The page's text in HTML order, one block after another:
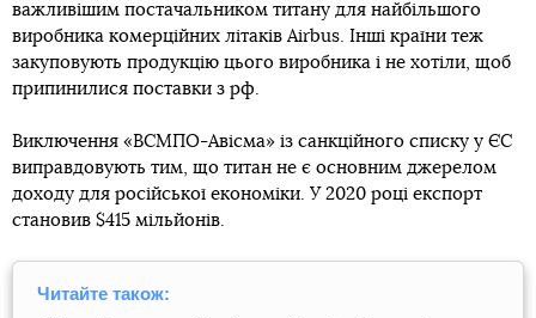
важливішим постачальником титану для найбільшого
виробника комерційних літаків Airbus. Інші країни теж
закуповують продукцію цього виробника і не хотіли, щоб
припинилися поставки з рф.
Виключення «ВСМПО-Авісма» із санкційного списку у ЄС
виправдовують тим, що титан не є основним джерелом
доходу для російської економіки. У 2020 році експорт
становив $415 мільйонів.
Читайте також: